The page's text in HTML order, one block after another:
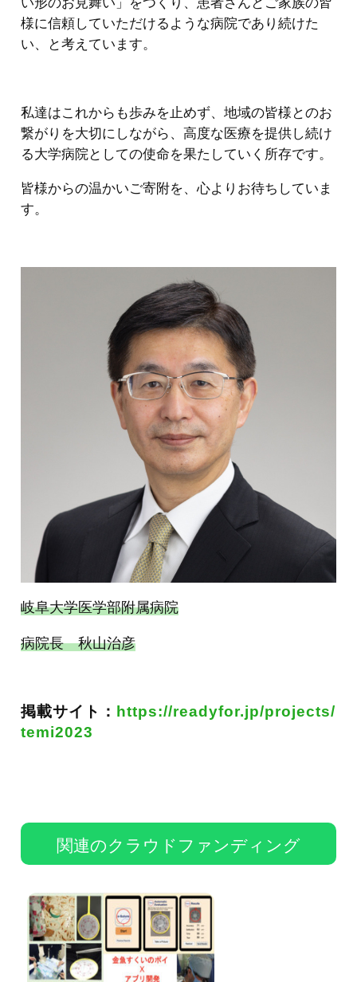
様に信頼していただけるような病院であり続けた
い、と考えています。
私達はこれからも歩みを止めず、地域の皆様とのお
繋がりを大切にしながら、高度な医療を提供し続け
る大学病院としての使命を果たしていく所存です。
皆様からの温かいご寄附を、心よりお待ちしていま
す。
岐阜大学医学部附属病院
病院長 秋山治彦
掲載サイト： https://readyfor.jp/projects/
temi2023
関連のクラウドファンディング